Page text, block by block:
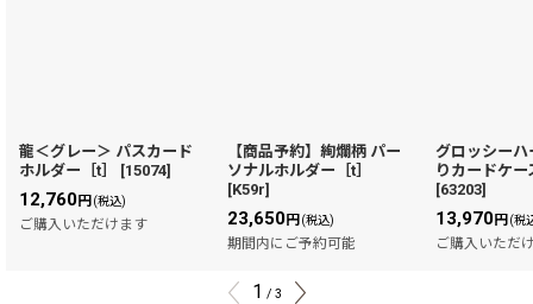
龍＜グレー＞ パスカード
ホルダー［t］
[15074]
12,760円(税込)
ご購入いただけます
【商品予約】絢爛柄 パー
ソナルホルダー［t］
[K59r]
23,650円(税込)
期間内にご予約可能
グロッシーハ
りカードケー
[63203]
13,970円(税
ご購入いただ
1 / 3